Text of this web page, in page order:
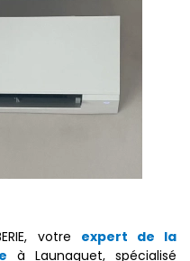
votre expert de la
à Launaguet, spécialisé